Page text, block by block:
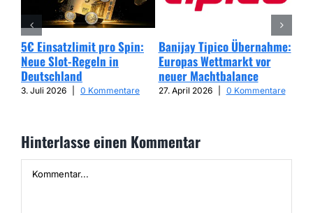
5€ Einsatzlimit pro Spin:
Neue Slot-Regeln in
Deutschland
3. Juli 2026 0 Kommentare
Banijay Tipico Übernahme:
Europas Wettmarkt vor
neuer Machtbalance
27. April 2026 0 Kommentare
Hinterlasse einen Kommentar